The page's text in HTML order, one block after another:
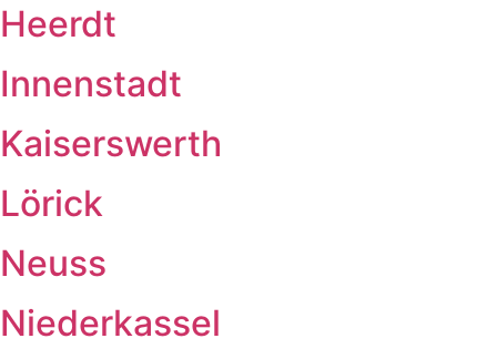
Heerdt
Innenstadt
Kaiserswerth
Lörick
Neuss
Niederkassel